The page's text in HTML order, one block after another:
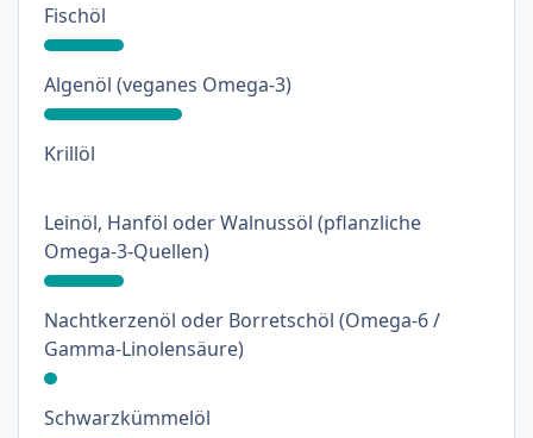
Fischöl: 18%
Algenöl (veganes Omega-3): 31%
Krillöl: 0%
Leinöl, Hanföl oder Walnussöl (pflanzliche
Omega-3-Quellen): 18%
Nachtkerzenöl oder Borretschöl (Omega-6 /
Gamma-Linolensäure): 3%
Schwarzkümmelöl: 18%